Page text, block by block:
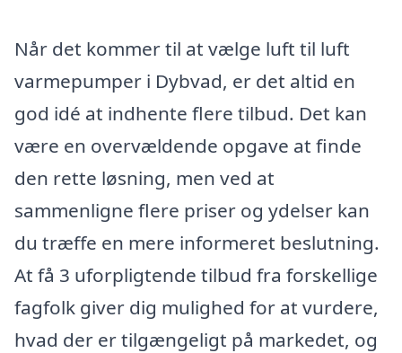
Når det kommer til at vælge luft til luft
varmepumper i Dybvad, er det altid en
god idé at indhente flere tilbud. Det kan
være en overvældende opgave at finde
den rette løsning, men ved at
sammenligne flere priser og ydelser kan
du træffe en mere informeret beslutning.
At få 3 uforpligtende tilbud fra forskellige
fagfolk giver dig mulighed for at vurdere,
hvad der er tilgængeligt på markedet, og